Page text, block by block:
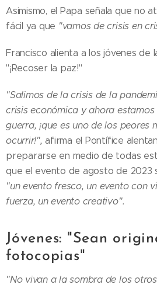
Asimismo, el Papa señala que no
fácil ya que "vamos de crisis en
Francisco alienta a los jóvenes de
"¡Recoser la paz!"
"Salimos de la crisis de la
crisis económica y ahora
guerra, ¡que es uno de los peores
ocurrir!", afirma el Pontífice
prepararse en medio de todas
que el evento de agosto de 2023
"un evento fresco, un evento con
fuerza, un evento creativo".
Jóvenes: "Sean
fotocopias"
"No vivan a la sombra de los